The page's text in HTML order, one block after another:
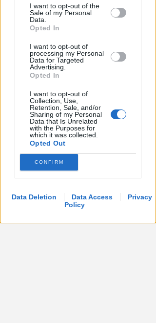
by us to third parties on the IAB’s List of
Downstream Participants that may
further disclose it to other third parties.
I want to opt-out of the
Sale of my Personal
Data.
Opted In
I want to opt-out of
processing my Personal
Data for Targeted
Advertising.
Opted In
I want to opt-out of
Collection, Use,
Retention, Sale, and/or
Sharing of my Personal
Data that Is Unrelated
with the Purposes for
which it was collected.
Opted Out
CONFIRM
Data Deletion Data Access
Privacy
Policy
CRER FIGC LND
Ecco i gironi di Eccellenza:
Rimini nel B, l'Ars Et Labor è nel
Icaro Sport VIDEO